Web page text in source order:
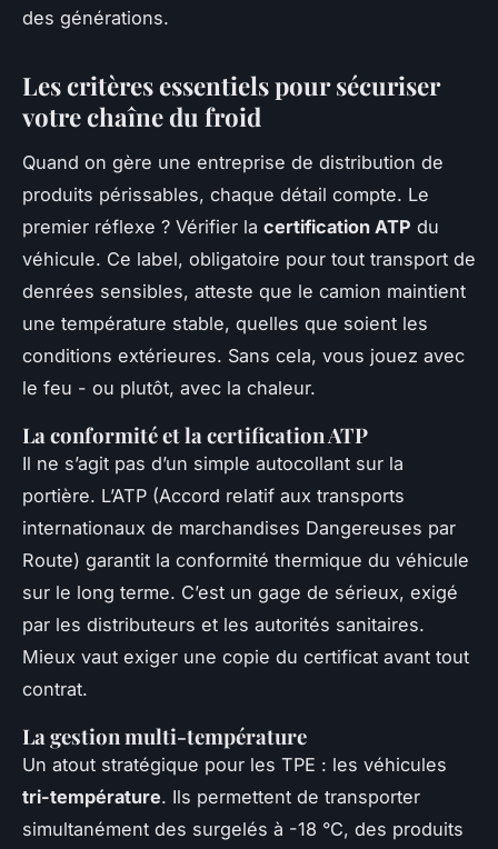
des générations.
Les critères essentiels pour sécuriser
votre chaîne du froid
Quand on gère une entreprise de distribution de
produits périssables, chaque détail compte. Le
premier réflexe ? Vérifier la certification ATP du
véhicule. Ce label, obligatoire pour tout transport de
denrées sensibles, atteste que le camion maintient
une température stable, quelles que soient les
conditions extérieures. Sans cela, vous jouez avec
le feu - ou plutôt, avec la chaleur.
La conformité et la certification ATP
Il ne s’agit pas d’un simple autocollant sur la
portière. L’ATP (Accord relatif aux transports
internationaux de marchandises Dangereuses par
Route) garantit la conformité thermique du véhicule
sur le long terme. C’est un gage de sérieux, exigé
par les distributeurs et les autorités sanitaires.
Mieux vaut exiger une copie du certificat avant tout
contrat.
La gestion multi-température
Un atout stratégique pour les TPE : les véhicules
tri-température. Ils permettent de transporter
simultanément des surgelés à -18 °C, des produits